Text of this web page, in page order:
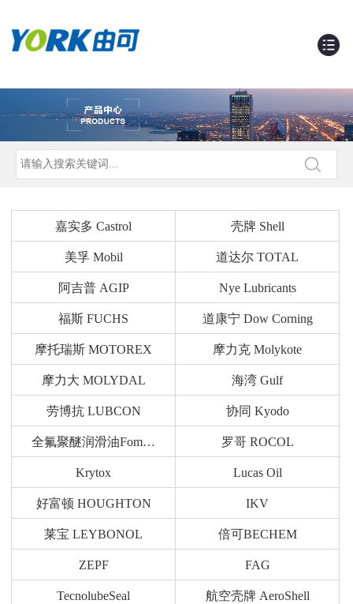
嘉实多 Castrol 壳牌 Shell
美孚 Mobil 道达尔 TOTAL
阿吉普 AGIP Nye Lubricants
福斯 FUCHS 道康宁 Dow Corning
摩托瑞斯 MOTOREX 摩力克 Molykote
摩力大 MOLYDAL 海湾 Gulf
劳博抗 LUBCON 协同 Kyodo
全氟聚醚润滑油Fomblin 罗哥 ROCOL
Krytox Lucas Oil
好富顿 HOUGHTON IKV
莱宝 LEYBONOL 倍可BECHEM
ZEPF FAG
TecnolubeSeal 航空壳牌 AeroShell